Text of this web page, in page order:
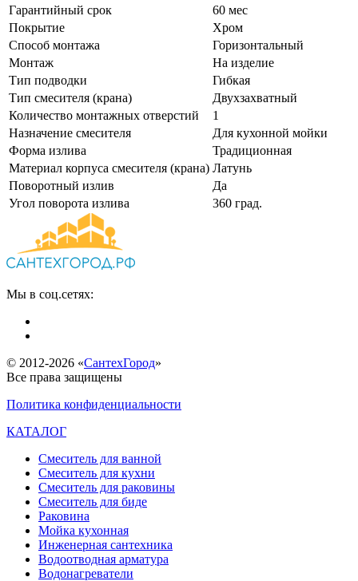
Гарантийный срок
60 мес
Покрытие
Хром
Способ монтажа
Горизонтальный
Монтаж
На изделие
Тип подводки
Гибкая
Тип смесителя (крана)
Двухзахватный
Количество монтажных отверстий
1
Назначение смесителя
Для кухонной мойки
Форма излива
Традиционная
Материал корпуса смесителя (крана) Латунь
Поворотный излив
Да
Угол поворота излива
360 град.
Мы в соц.сетях:
© 2012-2026 «СантехГород»
Все права защищены
Политика конфиденциальности
КАТАЛОГ
Смеситель для ванной
Смеситель для кухни
Смеситель для раковины
Смеситель для биде
Раковина
Мойка кухонная
Инженерная сантехника
Водоотводная арматура
Водонагреватели